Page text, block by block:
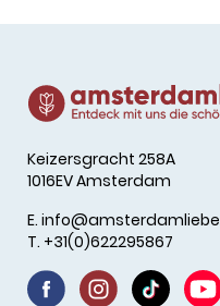
Keizersgracht 258A
1016EV Amsterdam
E.
T. +31(0)622295867